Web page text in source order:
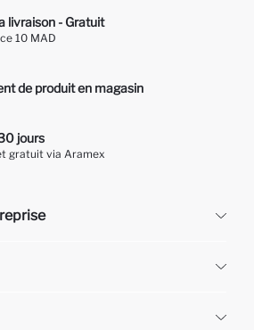
livraison - Gratuit
10 MAD
de produit en magasin
jours
gratuit via Aramex